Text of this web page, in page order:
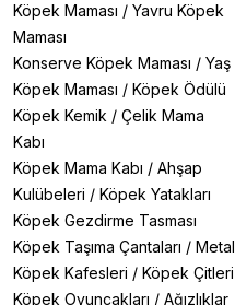
Köpek Maması / Yavru Köpek
Maması
Konserve Köpek Maması / Yaş
Köpek Maması / Köpek Ödülü
Köpek Kemik / Çelik Mama
Kabı
Köpek Mama Kabı / Ahşap
Kulübeleri / Köpek Yatakları
Köpek Gezdirme Tasması
Köpek Taşıma Çantaları / Metal
Köpek Kafesleri / Köpek Çitleri
Köpek Oyuncakları / Ağızlıklar